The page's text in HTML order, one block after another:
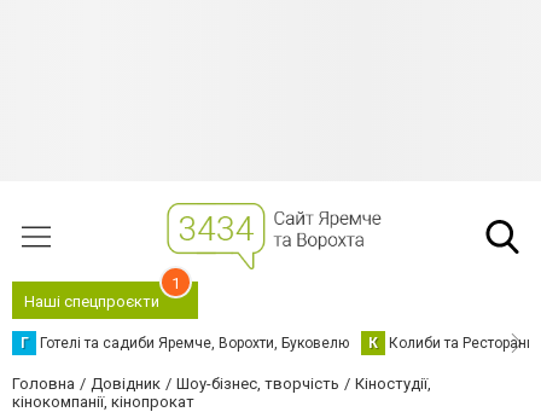
Наші спецпроєкти
1
Г Готелі та садиби Яремче, Ворохти, Буковелю К Колиби та Ресторани
Головна Довідник Шоу-бізнес, творчість
Кіностудії,
кінокомпанії, кінопрокат